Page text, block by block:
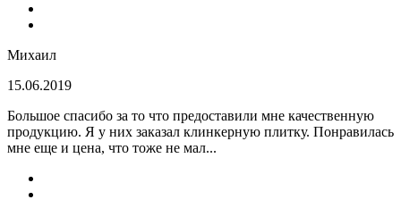
Михаил
15.06.2019
Большое спасибо за то что предоставили мне качественную
продукцию. Я у них заказал клинкерную плитку. Понравилась
мне еще и цена, что тоже не мал...